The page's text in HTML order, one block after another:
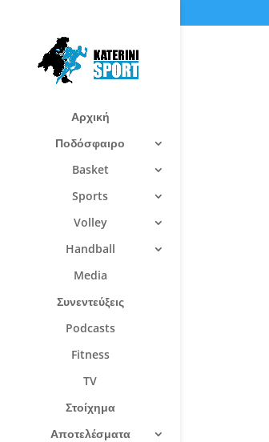
Αρχική
Ποδόσφαιρο
Basket
Sports
Volley
Handball
Media
Συνεντεύξεις
Podcasts
Fitness
TV
Στοίχημα
Αποτελέσματα